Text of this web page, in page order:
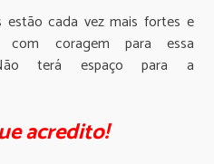
estão cada vez mais fortes e
com coragem para essa
terá espaço para a
acredito!